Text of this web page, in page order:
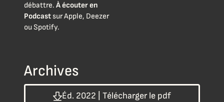
débattre. À écouter en
Podcast sur Apple, Deezer
ou Spotify.
Archives
Éd. 2022 | Télécharger le pdf